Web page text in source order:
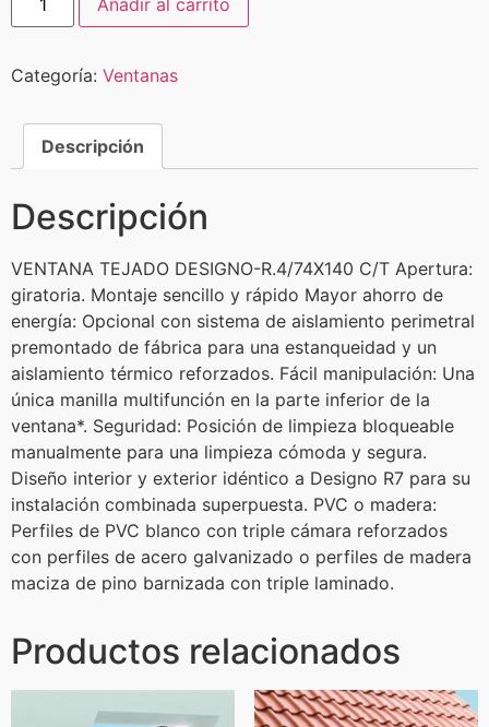
Categoría: Ventanas
Descripción
Descripción
VENTANA TEJADO DESIGNO-R.4/74X140 C/T Apertura:
giratoria. Montaje sencillo y rápido Mayor ahorro de
energía: Opcional con sistema de aislamiento perimetral
premontado de fábrica para una estanqueidad y un
aislamiento térmico reforzados. Fácil manipulación: Una
única manilla multifunción en la parte inferior de la
ventana*. Seguridad: Posición de limpieza bloqueable
manualmente para una limpieza cómoda y segura.
Diseño interior y exterior idéntico a Designo R7 para su
instalación combinada superpuesta. PVC o madera:
Perfiles de PVC blanco con triple cámara reforzados
con perfiles de acero galvanizado o perfiles de madera
maciza de pino barnizada con triple laminado.
Productos relacionados